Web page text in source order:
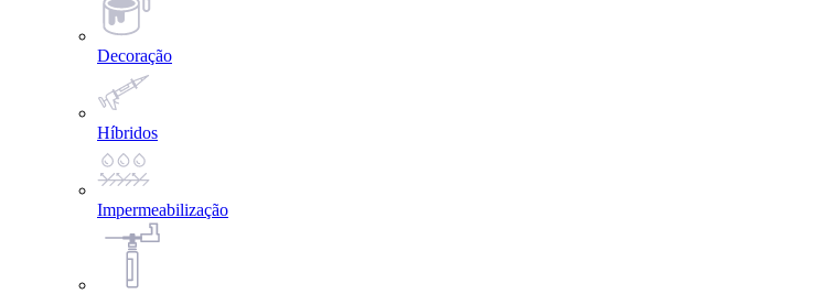
Decoração
Híbridos
Impermeabilização